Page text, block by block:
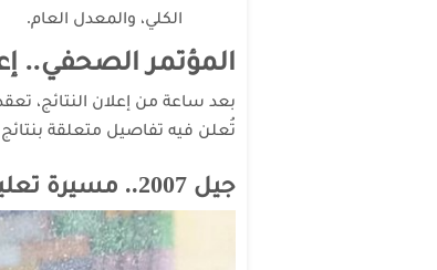
الكلي، والمعدل العام.
المؤتمر الصحفي..
تُعلن فيه تفاصيل متعلقة بنتائج
جيل 2007.. مسيرة تعليمية مميزة وانطلاقة نحو المستقبل